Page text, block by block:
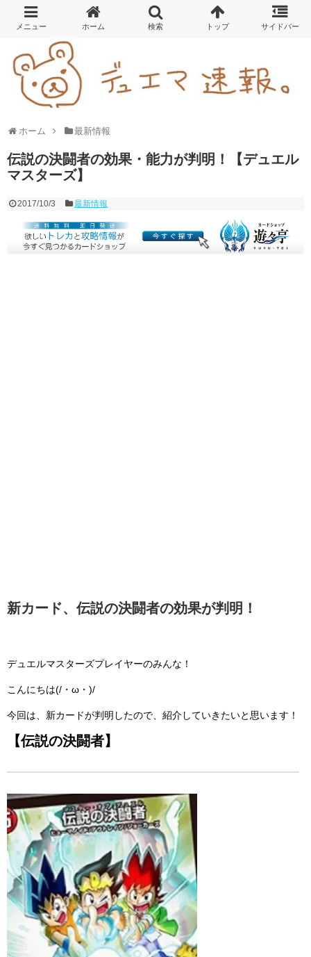
ホーム 最新情報
伝説の決闘者の効果・能力が判明！【デュエル
マスターズ】
2017/10/3 最新情報
新カード、伝説の決闘者の効果が判明！
デュエルマスターズプレイヤーのみんな！
こんにちは(/・ω・)/
今回は、新カードが判明したので、紹介していきたいと思います！
【伝説の決闘者】